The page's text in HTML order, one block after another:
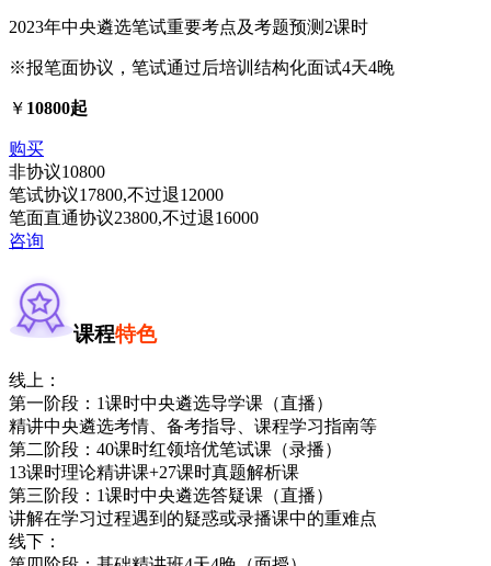
2023年中央遴选笔试重要考点及考题预测2课时
※报笔面协议，笔试通过后培训结构化面试4天4晚
￥ 10800起
购买
非协议10800
笔试协议17800,不过退12000
笔面直通协议23800,不过退16000
咨询
课程特色
线上：
第一阶段：1课时中央遴选导学课（直播）
精讲中央遴选考情、备考指导、课程学习指南等
第二阶段：40课时红领培优笔试课（录播）
13课时理论精讲课+27课时真题解析课
第三阶段：1课时中央遴选答疑课（直播）
讲解在学习过程遇到的疑惑或录播课中的重难点
线下：